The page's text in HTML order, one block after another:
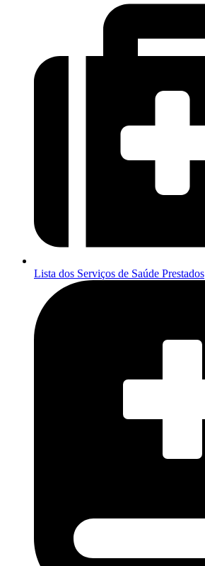
Lista dos Serviços de Saúde Prestados